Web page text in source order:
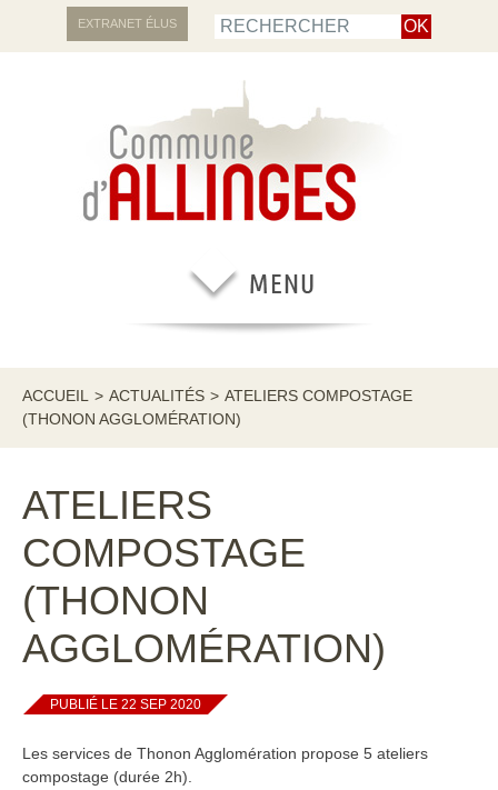
EXTRANET ÉLUS
ACCUEIL > ACTUALITÉS > ATELIERS COMPOSTAGE
(THONON AGGLOMÉRATION)
ATELIERS
COMPOSTAGE
(THONON
AGGLOMÉRATION)
PUBLIÉ LE 22 SEP 2020
Les services de Thonon Agglomération propose 5 ateliers
compostage (durée 2h).